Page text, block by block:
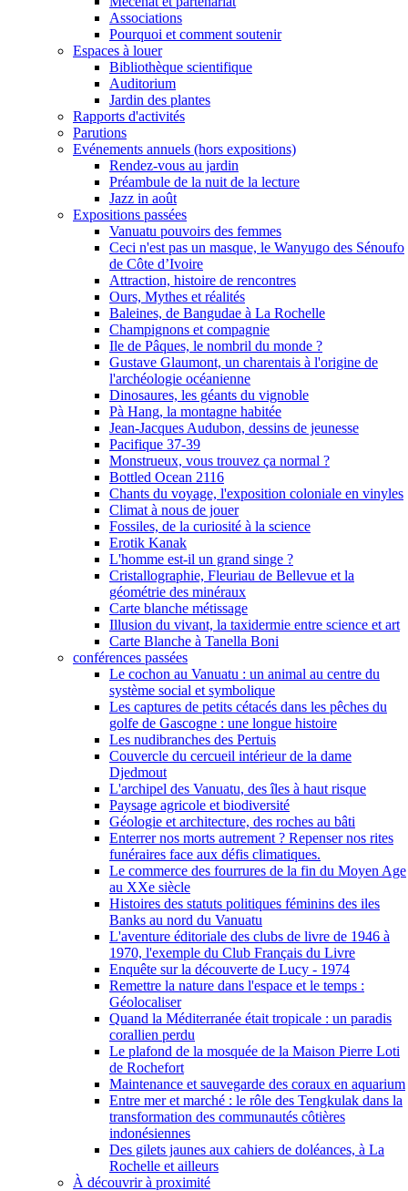
Associations
Pourquoi et comment soutenir
Espaces à louer
Bibliothèque scientifique
Auditorium
Jardin des plantes
Rapports d'activités
Parutions
Evénements annuels (hors expositions)
Rendez-vous au jardin
Préambule de la nuit de la lecture
Jazz in août
Expositions passées
Vanuatu pouvoirs des femmes
Ceci n'est pas un masque, le Wanyugo des Sénoufo
de Côte d’Ivoire
Attraction, histoire de rencontres
Ours, Mythes et réalités
Baleines, de Bangudae à La Rochelle
Champignons et compagnie
Ile de Pâques, le nombril du monde ?
Gustave Glaumont, un charentais à l'origine de
l'archéologie océanienne
Dinosaures, les géants du vignoble
Pà Hang, la montagne habitée
Jean-Jacques Audubon, dessins de jeunesse
Pacifique 37-39
Monstrueux, vous trouvez ça normal ?
Bottled Ocean 2116
Chants du voyage, l'exposition coloniale en vinyles
Climat à nous de jouer
Fossiles, de la curiosité à la science
Erotik Kanak
L'homme est-il un grand singe ?
Cristallographie, Fleuriau de Bellevue et la
géométrie des minéraux
Carte blanche métissage
Illusion du vivant, la taxidermie entre science et art
Carte Blanche à Tanella Boni
conférences passées
Le cochon au Vanuatu : un animal au centre du
système social et symbolique
Les captures de petits cétacés dans les pêches du
golfe de Gascogne : une longue histoire
Les nudibranches des Pertuis
Couvercle du cercueil intérieur de la dame
Djedmout
L'archipel des Vanuatu, des îles à haut risque
Paysage agricole et biodiversité
Géologie et architecture, des roches au bâti
Enterrer nos morts autrement ? Repenser nos rites
funéraires face aux défis climatiques.
Le commerce des fourrures de la fin du Moyen Age
au XXe siècle
Histoires des statuts politiques féminins des iles
Banks au nord du Vanuatu
L'aventure éditoriale des clubs de livre de 1946 à
1970, l'exemple du Club Français du Livre
Enquête sur la découverte de Lucy - 1974
Remettre la nature dans l'espace et le temps :
Géolocaliser
Quand la Méditerranée était tropicale : un paradis
corallien perdu
Le plafond de la mosquée de la Maison Pierre Loti
de Rochefort
Maintenance et sauvegarde des coraux en aquarium
Entre mer et marché : le rôle des Tengkulak dans la
transformation des communautés côtières
indonésiennes
Des gilets jaunes aux cahiers de doléances, à La
Rochelle et ailleurs
À découvrir à proximité